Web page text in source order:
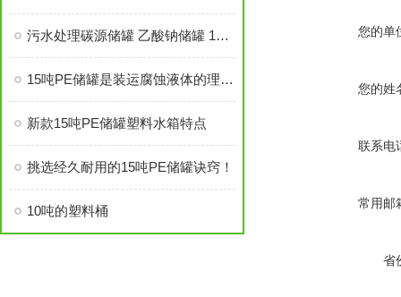
污水处理碳源储罐 乙酸钠储罐 15吨PE塑料储罐
15吨PE储罐是装运腐蚀液体的理想容器
新款15吨PE储罐塑料水箱特点
挑选经久耐用的15吨PE储罐诀窍！
10吨的塑料桶
您的单
您的姓
联系电
常用邮
省